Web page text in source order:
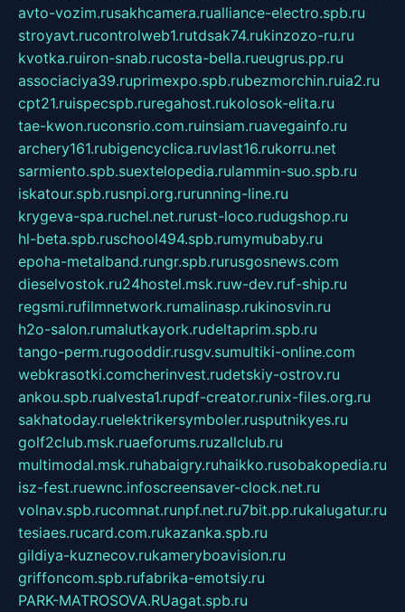
avto-vozim.rusakhcamera.rualliance-electro.spb.ru
stroyavt.rucontrolweb1.rutdsak74.rukinzozo-ru.ru
kvotka.ruiron-snab.rucosta-bella.rueugrus.pp.ru
associaciya39.ruprimexpo.spb.rubezmorchin.ruia2.ru
cpt21.ruispecspb.ruregahost.rukolosok-elita.ru
tae-kwon.ruconsrio.com.ruinsiam.ruavegainfo.ru
archery161.rubigencyclica.ruvlast16.rukorru.net
sarmiento.spb.suextelopedia.rulammin-suo.spb.ru
iskatour.spb.rusnpi.org.rurunning-line.ru
krygeva-spa.ruchel.net.rurust-loco.rudugshop.ru
hl-beta.spb.ruschool494.spb.rumymubaby.ru
epoha-metalband.rungr.spb.rurusgosnews.com
dieselvostok.ru24hostel.msk.ruw-dev.ruf-ship.ru
regsmi.rufilmnetwork.rumalinasp.rukinosvin.ru
h2o-salon.rumalutkayork.rudeltaprim.spb.ru
tango-perm.rugooddir.rusgv.sumultiki-online.com
webkrasotki.comcherinvest.rudetskiy-ostrov.ru
ankou.spb.rualvesta1.rupdf-creator.runix-files.org.ru
sakhatoday.ruelektrikersymboler.rusputnikyes.ru
golf2club.msk.ruaeforums.ruzallclub.ru
multimodal.msk.ruhabaigry.ruhaikko.rusobakopedia.ru
isz-fest.ruewnc.infoscreensaver-clock.net.ru
volnav.spb.rucomnat.runpf.net.ru7bit.pp.rukalugatur.ru
tesiaes.rucard.com.rukazanka.spb.ru
gildiya-kuznecov.rukameryboavision.ru
griffoncom.spb.rufabrika-emotsiy.ru
PARK-MATROSOVA.RUagat.spb.ru